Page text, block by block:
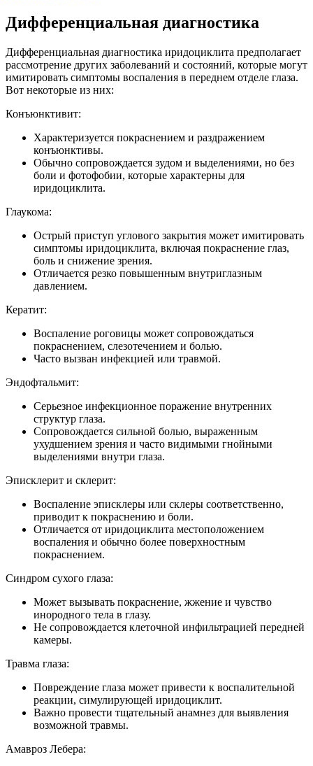
Дифференциальная диагностика
Дифференциальная диагностика иридоциклита предполагает
рассмотрение других заболеваний и состояний, которые могут
имитировать симптомы воспаления в переднем отделе глаза.
Вот некоторые из них:
Конъюнктивит:
Характеризуется покраснением и раздражением
конъюнктивы.
Обычно сопровождается зудом и выделениями, но без
боли и фотофобии, которые характерны для
иридоциклита.
Глаукома:
Острый приступ углового закрытия может имитировать
симптомы иридоциклита, включая покраснение глаз,
боль и снижение зрения.
Отличается резко повышенным внутриглазным
давлением.
Кератит:
Воспаление роговицы может сопровождаться
покраснением, слезотечением и болью.
Часто вызван инфекцией или травмой.
Эндофтальмит:
Серьезное инфекционное поражение внутренних
структур глаза.
Сопровождается сильной болью, выраженным
ухудшением зрения и часто видимыми гнойными
выделениями внутри глаза.
Эписклерит и склерит:
Воспаление эписклеры или склеры соответственно,
приводит к покраснению и боли.
Отличается от иридоциклита местоположением
воспаления и обычно более поверхностным
покраснением.
Синдром сухого глаза:
Может вызывать покраснение, жжение и чувство
инородного тела в глазу.
Не сопровождается клеточной инфильтрацией передней
камеры.
Травма глаза:
Повреждение глаза может привести к воспалительной
реакции, симулирующей иридоциклит.
Важно провести тщательный анамнез для выявления
возможной травмы.
Амавроз Лебера: